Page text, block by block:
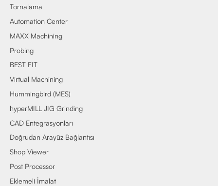
Tornalama
Automation Center
MAXX Machining
Probing
BEST FIT
Virtual Machining
Hummingbird (MES)
hyperMILL JIG Grinding
CAD Entegrasyonları
Doğrudan Arayüz Bağlantısı
Shop Viewer
Post Processor
Eklemeli İmalat